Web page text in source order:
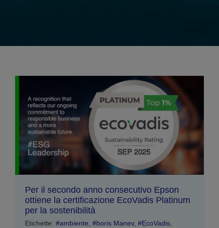
Per il secondo anno consecutivo Epson
ottiene la certificazione EcoVadis Platinum
per la sostenibilità
Etichette: #ambiente, #boris Manev, #EcoVadis,